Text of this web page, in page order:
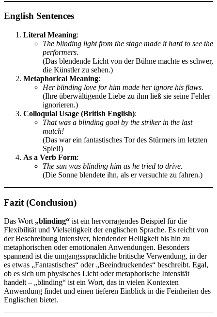
English Sentences
Literal Meaning:
The blinding light from the stage made it hard to see the
performers.
(Das blendende Licht von der Bühne machte es schwer,
die Künstler zu sehen.)
Metaphorical Meaning:
Her blinding love for him made her ignore his flaws.
(Ihre überwältigende Liebe zu ihm ließ sie seine Fehler
ignorieren.)
Colloquial Usage (British English):
That was a blinding goal by the striker in the last
match!
(Das war ein fantastisches Tor des Stürmers im letzten
Spiel!)
As a Verb Form:
The sun was blinding him as he tried to drive.
(Die Sonne blendete ihn, als er versuchte zu fahren.)
Fazit (Conclusion)
Das Wort „blinding“ ist ein hervorragendes Beispiel für die
Flexibilität und Vielseitigkeit der englischen Sprache. Es reicht von
der Beschreibung intensiver, blendender Helligkeit bis hin zu
metaphorischen oder emotionalen Anwendungen. Besonders
spannend ist die umgangssprachliche britische Verwendung, in der
es etwas „Fantastisches“ oder „Beeindruckendes“ beschreibt. Egal,
ob es sich um physisches Licht oder metaphorische Intensität
handelt – „blinding“ ist ein Wort, das in vielen Kontexten
Anwendung findet und einen tieferen Einblick in die Feinheiten des
Englischen bietet.